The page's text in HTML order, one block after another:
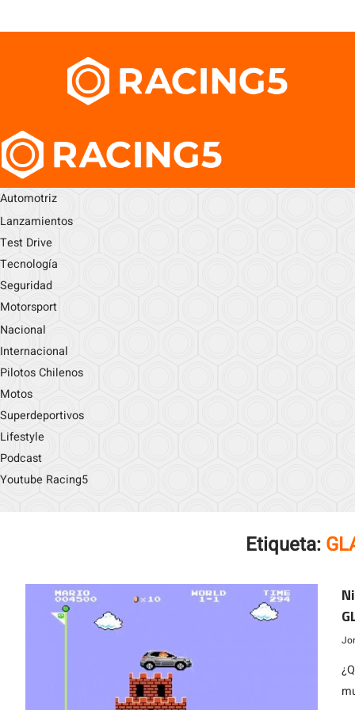
Automotriz
Lanzamientos
Test Drive
Tecnología
Seguridad
Motorsport
Nacional
Internacional
Pilotos Chilenos
Motos
Superdeportivos
Lifestyle
Podcast
Youtube Racing5
Etiqueta: